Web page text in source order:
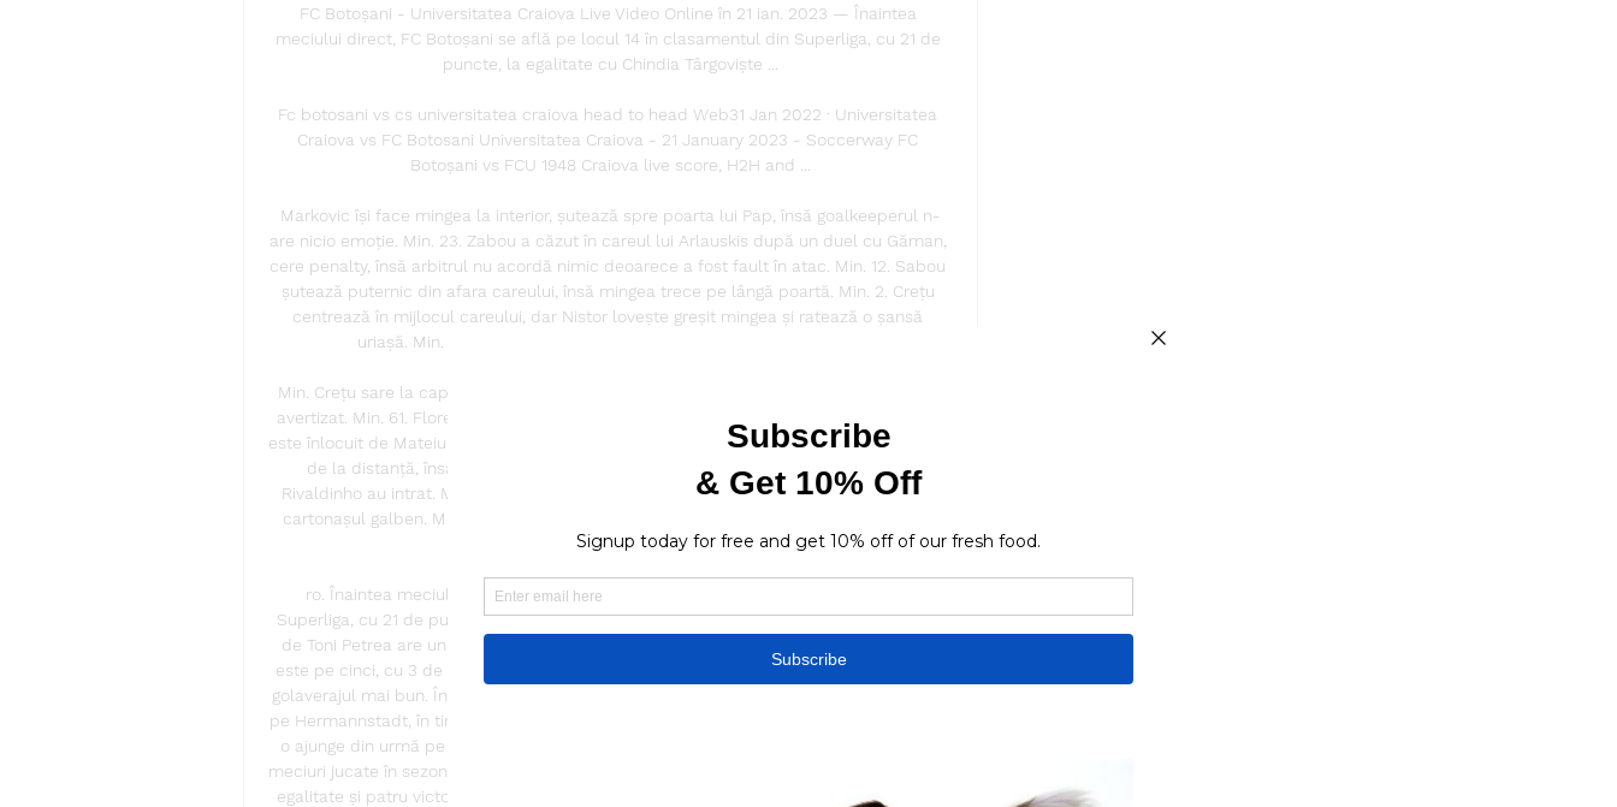
FC Botoșani - Universitatea Craiova Live Video Online în 21 ian. 2023 — Înaintea
meciului direct, FC Botoșani se află pe locul 14 în clasamentul din Superliga, cu 21 de
puncte, la egalitate cu Chindia Târgoviște ...
Fc botosani vs cs universitatea craiova head to head Web31 Jan 2022 · Universitatea
Craiova vs FC Botosani Universitatea Craiova - 21 January 2023 - Soccerway FC
Botoșani vs FCU 1948 Craiova live score, H2H and ...
Markovic își face mingea la interior, șutează spre poarta lui Pap, însă goalkeeperul n-
are nicio emoție. Min. 23. Zabou a căzut în careul lui Arlauskis după un duel cu Găman,
cere penalty, însă arbitrul nu acordă nimic deoarece a fost fault în atac. Min. 12. Sabou
șutează puternic din afara careului, însă mingea trece pe lângă poartă. Min. 2. Crețu
centrează în mijlocul careului, dar Nistor lovește greșit mingea și ratează o șansă
uriașă. Min. 1. A început meciul! Echipele de start: FC Botoșani: 1.
Min. Crețu sare la cap, însă lovitura sa a trecut pe lângă poartă. Min. 68. Screciu este
avertizat. Min. 61. Florescu și Golofca au intrat, Ivanov și Dragu au ieșit. Min. 57. Mitrea
este înlocuit de Mateiu. Min. 55. Pap și Rivaldinho sunt avertizați. Min. 53. Nistor șutează
de la distanță, însă Pap respinge. Min. 45. Markovic și Roguljic au ieșit, Ișfan și
Rivaldinho au intrat. Min. A început repriza secundă. Min. Pauză! Min. 44. Dican vede
cartonașul galben. Min. 35. Roguljic îi face cadou mingea lui Mailat, iar fotbalistul lui
Botoșani înscrie din 6 metri. Min. 26.
ro. Înaintea meciului direct, FC Botoșani se află pe locul 14 în clasamentul din
Superliga, cu 21 de puncte, la egalitate cu Chindia Târgoviște, însă formația antrenată
de Toni Petrea are un golaveraj mai bun. De partea cealaltă, Universitatatea Craiova
este pe cinci, cu 3 de puncte, la egalitate cu FCSB, însă vicecampioana României are
golaverajul mai bun. În cazul unei victorii, FC Botoșani face 24 de puncte și o egalează
pe Hermannstadt, în timp ce Universitatea Craiova urcă peste FCSB cu 41 de puncte și
o ajunge din urmă pe Rapid, echipă care a debutat cu dreptul în 2023. În cele 21 de
meciuri jucate în sezonul 2022 – 2023, FC Botoșani are opt înfrângeri, nouă rezultate de
egalitate și patru victorii, iar Universitatea Craiova a câștigat 11 meciuri, cinci remize și